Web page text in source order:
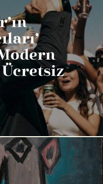
Ücretsiz